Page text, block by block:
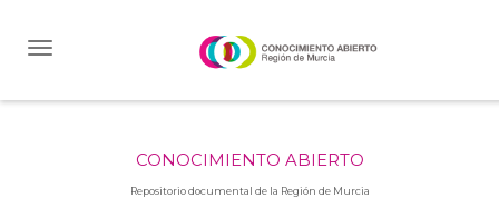
CONOCIMIENTO ABIERTO
Repositorio documental de la Región de Murcia